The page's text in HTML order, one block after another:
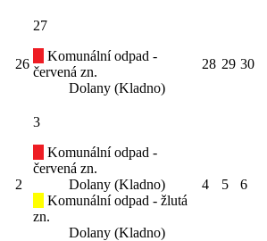
26
27
Komunální odpad -
červená zn.
Dolany (Kladno)
28 29 30
2
3
Komunální odpad -
červená zn.
Dolany (Kladno)
Komunální odpad - žlutá
zn.
Dolany (Kladno)
4 5 6